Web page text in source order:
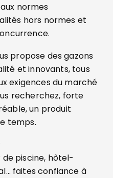
normes
hors normes et
propose des gazons
et innovants, tous
exigences du marché
recherchez, forte
un produit
temps.
piscine, hôtel-
faites confiance à